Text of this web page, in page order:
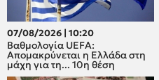
07/08/2026 | 10:20
Βαθμολογία UEFA:
Απομακρύνεται η Ελλάδα στη
μάχη για τη... 10η θέση